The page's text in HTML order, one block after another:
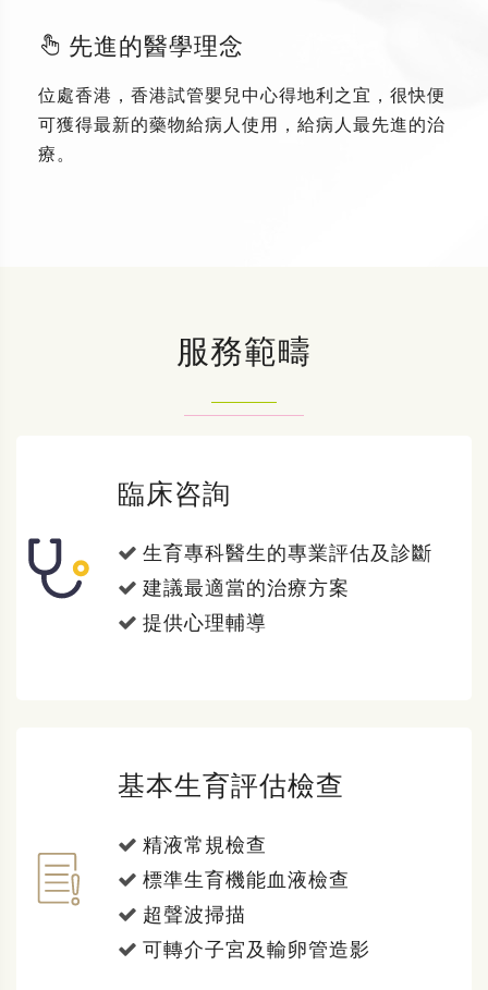
先進的醫學理念
位處香港，香港試管嬰兒中心得地利之宜，很快便
可獲得最新的藥物給病人使用，給病人最先進的治
療。
服務範疇
臨床咨詢
生育專科醫生的專業評估及診斷
建議最適當的治療方案
提供心理輔導
基本生育評估檢查
精液常規檢查
標準生育機能血液檢查
超聲波掃描
可轉介子宮及輸卵管造影